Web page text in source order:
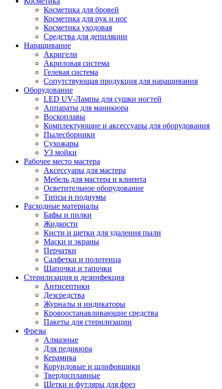
Косметика для бровей
Косметика для рук и ног
Косметика уходовая
Средства для депиляции
Наращивание
Акригели
Акриловая система
Гелевая система
Сопутствующая продукция для наращивания
Оборудование
LED UV-Лампы для сушки ногтей
Аппараты для маникюра
Воскоплавы
Комплектующие и аксессуары для оборудования
Пылесборники
Сухожары
УЗ мойки
Рабочее место мастера
Аксессуары для мастера
Мебель для мастера и клиента
Осветительное оборудование
Типсы и подиумы
Расходные материалы
Бафы и пилки
Жидкости
Кисти и щетки для удаления пыли
Маски и экраны
Перчатки
Салфетки и полотенца
Шапочки и тапочки
Стерилизация и дезинфекция
Антисептики
Дезсредства
Журналы и индикаторы
Кровоостанавливающие средства
Пакеты для стерилизации
Фрезы
Алмазные
Для педикюра
Керамика
Корундовые и шлифовщики
Твердосплавные
Щетки и футляры для фрез